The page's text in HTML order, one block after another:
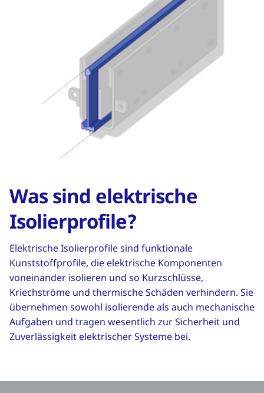
Was sind elektrische
Isolierprofile?
Elektrische Isolierprofile sind funktionale
Kunststoffprofile, die elektrische Komponenten
voneinander isolieren und so Kurzschlüsse,
Kriechströme und thermische Schäden verhindern. Sie
übernehmen sowohl isolierende als auch mechanische
Aufgaben und tragen wesentlich zur Sicherheit und
Zuverlässigkeit elektrischer Systeme bei.